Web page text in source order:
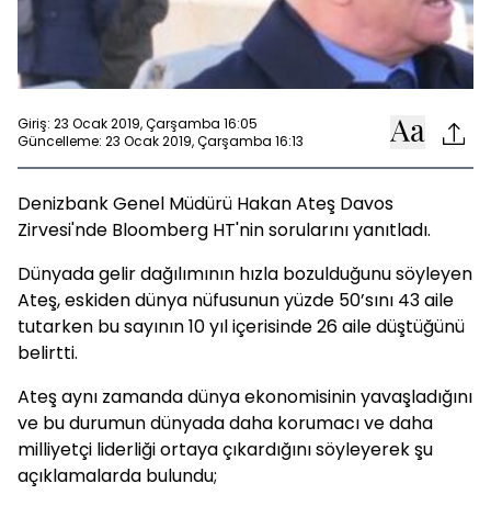
Giriş: 23 Ocak 2019, Çarşamba 16:05
Güncelleme: 23 Ocak 2019, Çarşamba 16:13
Denizbank Genel Müdürü Hakan Ateş Davos
Zirvesi'nde Bloomberg HT'nin sorularını yanıtladı.
Dünyada gelir dağılımının hızla bozulduğunu söyleyen
Ateş, eskiden dünya nüfusunun yüzde 50’sını 43 aile
tutarken bu sayının 10 yıl içerisinde 26 aile düştüğünü
belirtti.
Ateş aynı zamanda dünya ekonomisinin yavaşladığını
ve bu durumun dünyada daha korumacı ve daha
milliyetçi liderliği ortaya çıkardığını söyleyerek şu
açıklamalarda bulundu;